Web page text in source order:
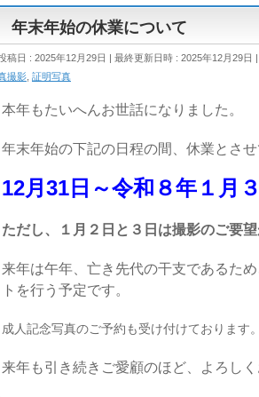
年末年始の休業について
稿日 : 2025年12月29日 最終更新日時 : 2025年12月29日
撮影 証明写真
本年もたいへんお世話になりました。
年末年始の下記の日程の間、休業とさせ
12月31日～令和８年１月
ただし、１月２日と３日は撮影のご要
来年は午年、亡き先代の干支であるた
トを行う予定です。
成人記念写真のご予約も受け付けております。
来年も引き続きご愛顧のほど、よろしく